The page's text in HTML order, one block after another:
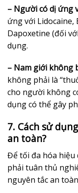
– Người có dị ứng
ứng với Lidocaine,
Dapoxetine (đối
dụng.
– Nam giới không
không phải là
cho người không
dụng có thể gây
7. Cách sử
an toàn?
Để tối đa hóa hiệu
phải tuân thủ
nguyên tắc an